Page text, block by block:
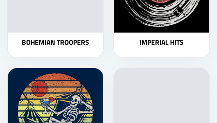
BOHEMIAN TROOPERS IMPERIAL HITS